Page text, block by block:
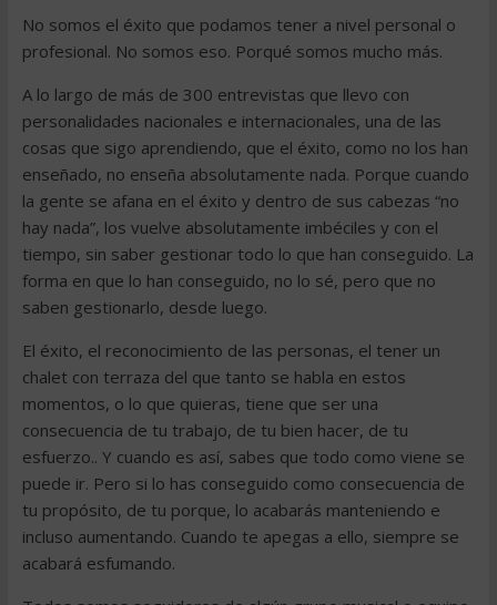
No somos el éxito que podamos tener a nivel personal o
profesional. No somos eso. Porqué somos mucho más.
A lo largo de más de 300 entrevistas que llevo con
personalidades nacionales e internacionales, una de las
cosas que sigo aprendiendo, que el éxito, como no los han
enseñado, no enseña absolutamente nada. Porque cuando
la gente se afana en el éxito y dentro de sus cabezas “no
hay nada”, los vuelve absolutamente imbéciles y con el
tiempo, sin saber gestionar todo lo que han conseguido. La
forma en que lo han conseguido, no lo sé, pero que no
saben gestionarlo, desde luego.
El éxito, el reconocimiento de las personas, el tener un
chalet con terraza del que tanto se habla en estos
momentos, o lo que quieras, tiene que ser una
consecuencia de tu trabajo, de tu bien hacer, de tu
esfuerzo.. Y cuando es así, sabes que todo como viene se
puede ir. Pero si lo has conseguido como consecuencia de
tu propósito, de tu porque, lo acabarás manteniendo e
incluso aumentando. Cuando te apegas a ello, siempre se
acabará esfumando.